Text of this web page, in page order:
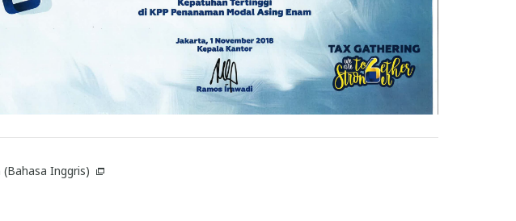
Inggris)